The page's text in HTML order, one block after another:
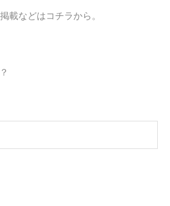
載などはコチラから。